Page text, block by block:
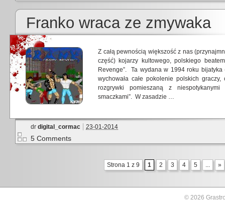
Franko wraca ze zmywaka
Z całą pewnością większość z nas
część) kojarzy kultowego, polskiego
Revenge”. Ta wydana w 1994 roku
wychowała całe pokolenie polskich
rozgrywki pomieszaną z
smaczkami”. W zasadzie …
dr digital_cormac 23-01-2014
5 Comments
Strona 1 z 9 1 2 3 4 5 ... »
© 2026